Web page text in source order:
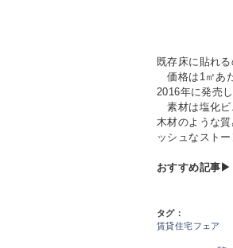
既存床に貼れ
価格は1㎡あ
2016年に発売
素材は塩化ビ
木材のような
ッシュなストー
おすすめ記事▶
タグ：
賃貸住宅フェア